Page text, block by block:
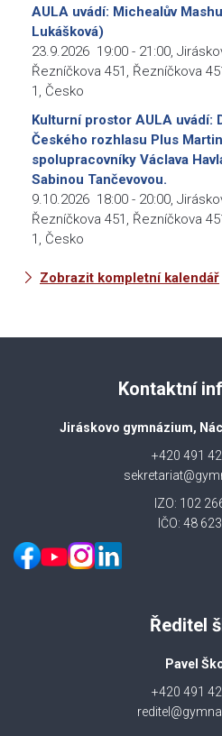
AULA uvádí: Michealův
Lukášková)
23.9.2026 19:00 - 21:00,
Řezníčkova 451, Řezníčkova
1, Česko
Kulturní prostor AULA uvádí:
Českého rozhlasu Plus
spolupracovníky Václava
Sabinou Tančevovou.
9.10.2026 18:00 - 20:00,
Řezníčkova 451, Řezníčkova
1, Česko
Zobrazit kompletní kalendář
Kontaktní
Jiráskovo gymnázium,
+420 491
IZO: 102
IČO: 48
Ředitel
Pavel
+420 491